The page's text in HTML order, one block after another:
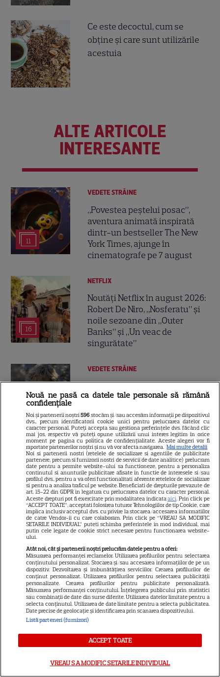
Ce este decoctul, cum se
obţine şi care sunt utilizările
acestuia
ALTE ARTICOLE
INTERESANTE
11
VEDETE STRĂINE
„Povestea peștelui posac”,
aventura animată inspirată
dintr-un bestseller The New
York Times, ajunge în
cinematografe pe 7 august
16
NETFLIX
Noutăți Netflix în august 2026:
Robert De Niro, „Nosferatu” și
noile sezoane din „Outer
Banks” și „Un veac de
singurătate”
14
VEDETE STRĂINE
Sean Astin din „Stăpânul
Inelelor” a fost nevoit să își
salariului mic: Câți bani a
primit de fapt
14
VEDETE STRĂINE
Elon Musk, atac la adresa
regizorului premiat cu Oscar
care a realizat documentarul
despre viața sa. Filmul are 232
de minute
3
VEDETE STRĂINE
Marvel are un nou Black
Panther. David Jonsson preia
moștenirea lui Chadwick
Boseman
7
Ryan Gosling este noul Ghost
Anunțul făcut la Comic-Con i-
Nouă ne pasă ca datele tale personale să rămână
confidențiale
Noi și partenerii noștri596 stocăm și/sau accesăm informații pe dispozitivul
dvs., precum identificatorii cookie unici pentru prelucrarea datelor cu
caracter personal. Puteți accepta sau gestiona preferințele dvs. făcând clic
mai jos, respectiv vă puteți opune utilizării unui interes legitim în orice
moment pe pagina cu politica de confidențialitate. Aceste alegeri vor fi
raportate partenerilor noștri și nu vă vor afecta navigarea. Mai multe detalii
Noi si partenerii nostri (retelele de socializare si agentiile de publicitate
partenere, precum si furnizorii nostri de servicii de date analitice) prelucram
date pentru a permite website-ului sa functioneze, pentru a personaliza
continutul si anunturile publicitare afisate in functie de interesele si/sau
profilul dvs., pentru a va oferi functionalitati aferente retelelor de socializare
si pentru a analiza traficul pe website. Beneficiati de drepturile prevazute de
art. 15-22 din GDPR in legatura cu prelucrarea datelor cu caracter personal.
Aceste drepturi pot fi exercitate prin modalitatea indicataaici. Prin click pe
“ACCEPT TOATE”, acceptati folosirea tuturor Tehnologiilor de tip Cookie, care
implica inclusiv acceptul dvs. cu privire la stocarea/accesarea informatiilor
de catre Vendor-ii cu care colaboram. Prin click pe “VREAU SA MODIFIC
SETARILE INDIVIDUAL” puteti schimba preferintele in mod individual, mai
putin cele legate de cookie strict necesare pentru functionarea website-
ului.
Atât noi, cât și partenerii noștri prelucrăm datele pentru a oferi:
Măsurarea performanței reclamelor. Utilizarea profilurilor pentru selectarea
conținutului personalizat. Stocarea și/sau accesarea informațiilor de pe un
dispozitiv. Dezvoltarea și îmbunătățirea serviciilor. Crearea profilurilor de
conținut personalizat. Utilizarea profilurilor pentru selectarea publicității
personalizate. Crearea profilurilor pentru publicitate personalizată.
Măsurarea performanței conținutului. Înțelegerea publicului prin statistici
sau combinații de date din surse diferite. Utilizarea datelor limitate pentru a
selecta conținutul. Utilizarea de date limitate pentru a selecta publicitatea.
Date precise de geolocație și identificarea prin scanarea dispozitivului.
Listă parteneri (furnizori)
ACCEPT TOATE
VREAU SA MODIFIC SETARILE INDIVIDUAL